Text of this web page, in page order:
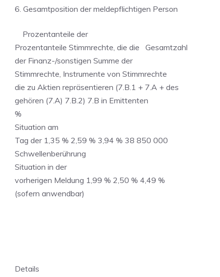
6. Gesamtposition der meldepflichtigen Person
Prozentanteile der
Prozentanteile Stimmrechte, die die Gesamtzahl
der Finanz-/sonstigen Summe der
Stimmrechte, Instrumente von Stimmrechte
die zu Aktien repräsentieren (7.B.1 + 7.A + des
gehören (7.A) 7.B.2) 7.B in Emittenten
%
Situation am
Tag der 1,35 % 2,59 % 3,94 % 38 850 000
Schwellenberührung
Situation in der
vorherigen Meldung 1,99 % 2,50 % 4,49 %
(sofern anwendbar)
Details